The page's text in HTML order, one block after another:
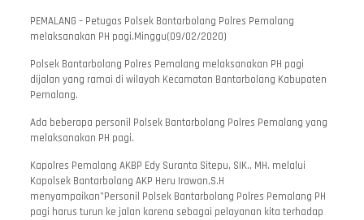
PEMALANG – Petugas Polsek Bantarbolang Polres Pemalang
melaksanakan PH pagi.Minggu(09/02/2020)
Polsek Bantarbolang Polres Pemalang melaksanakan PH pagi
dijalan yang ramai di wilayah Kecamatan Bantarbolang Kabupaten
Pemalang.
Ada beberapa personil Polsek Bantarbolang Polres Pemalang yang
melaksanakan PH pagi.
Kapolres Pemalang AKBP Edy Suranta Sitepu, SIK., MH. melalui
Kapolsek Bantarbolang AKP Heru Irawan,S.H
menyampaikan”Personil Polsek Bantarbolang Polres Pemalang PH
pagi harus turun ke jalan karena sebagai pelayanan kita terhadap